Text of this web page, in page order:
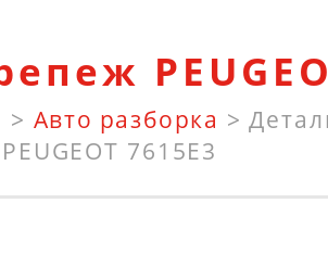
> Авто разборка >
7615E3